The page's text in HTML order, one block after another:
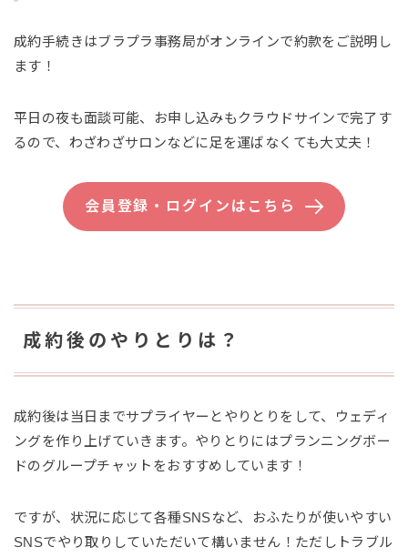
成約手続きはブラプラ事務局がオンラインで約款をご説明し
ます！
平日の夜も面談可能、お申し込みもクラウドサインで完了す
るので、わざわざサロンなどに足を運ばなくても大丈夫！
会員登録・ログインはこちら
成約後のやりとりは？
成約後は当日までサプライヤーとやりとりをして、ウェディ
ングを作り上げていきます。やりとりにはプランニングボー
ドのグループチャットをおすすめしています！
ですが、状況に応じて各種SNSなど、おふたりが使いやすい
SNSでやり取りしていただいて構いません！ただしトラブル